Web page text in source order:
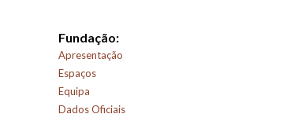
Fundação:
Apresentação
Espaços
Equipa
Dados Oficiais